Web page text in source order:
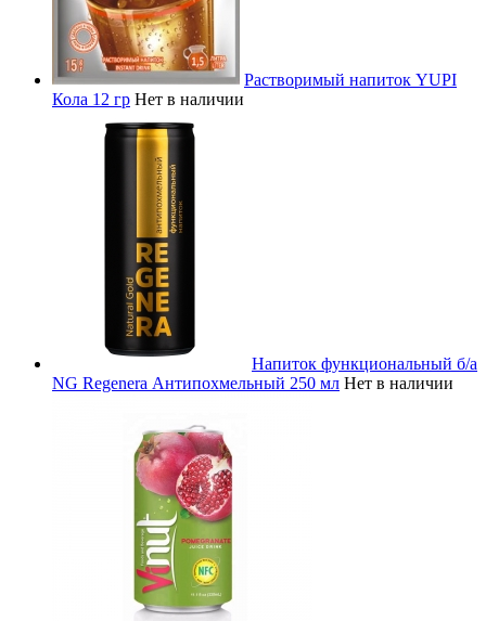
Растворимый напиток YUPI
Кола 12 гр Нет в наличии
Напиток функциональный б/а
NG Regenera Антипохмельный 250 мл Нет в наличии